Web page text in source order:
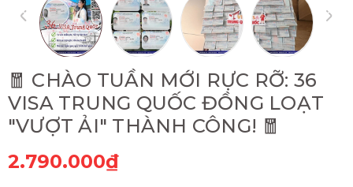
🧧 CHÀO TUẦN MỚI RỰC RỠ: 36
VISA TRUNG QUỐC ĐỒNG LOẠT
"VƯỢT ẢI" THÀNH CÔNG! 🧧
2.790.000₫